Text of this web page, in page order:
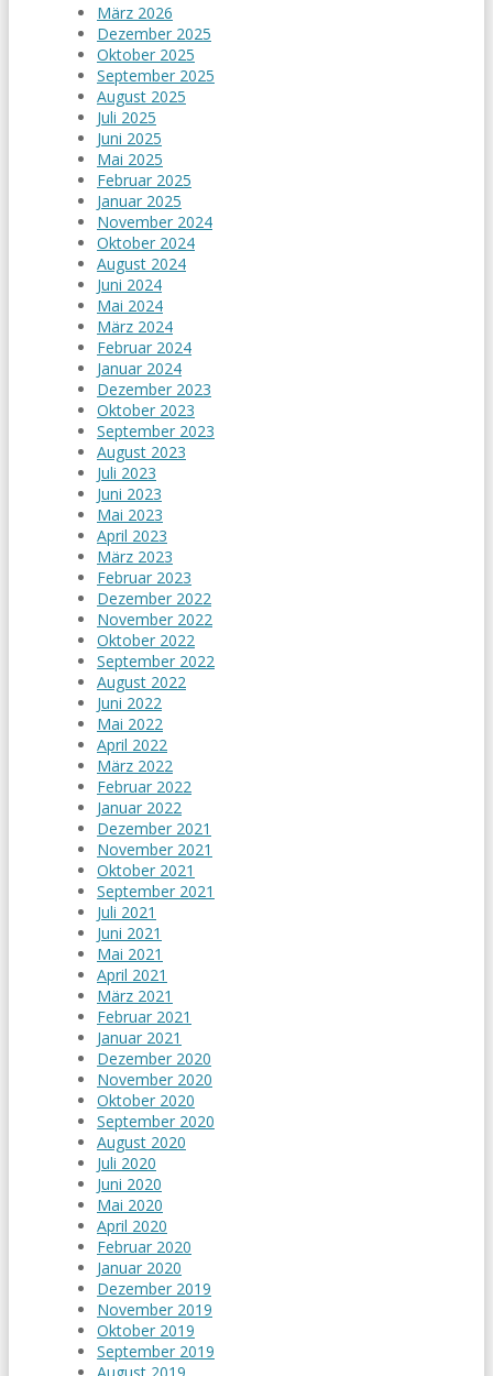
März 2026
Dezember 2025
Oktober 2025
September 2025
August 2025
Juli 2025
Juni 2025
Mai 2025
Februar 2025
Januar 2025
November 2024
Oktober 2024
August 2024
Juni 2024
Mai 2024
März 2024
Februar 2024
Januar 2024
Dezember 2023
Oktober 2023
September 2023
August 2023
Juli 2023
Juni 2023
Mai 2023
April 2023
März 2023
Februar 2023
Dezember 2022
November 2022
Oktober 2022
September 2022
August 2022
Juni 2022
Mai 2022
April 2022
März 2022
Februar 2022
Januar 2022
Dezember 2021
November 2021
Oktober 2021
September 2021
Juli 2021
Juni 2021
Mai 2021
April 2021
März 2021
Februar 2021
Januar 2021
Dezember 2020
November 2020
Oktober 2020
September 2020
August 2020
Juli 2020
Juni 2020
Mai 2020
April 2020
Februar 2020
Januar 2020
Dezember 2019
November 2019
Oktober 2019
September 2019